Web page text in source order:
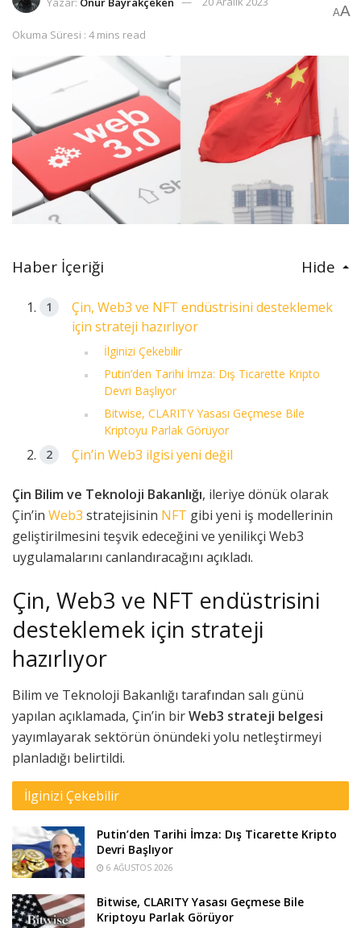
Okuma Süresi : 4 mins read
AA
Haber İçeriği Hide
Çin, Web3 ve NFT endüstrisini desteklemek
için strateji hazırlıyor
İlginizi Çekebilir
Putin’den Tarihi İmza: Dış Ticarette Kripto
Devri Başlıyor
Bitwise, CLARITY Yasası Geçmese Bile
Kriptoyu Parlak Görüyor
Çin’in Web3 ilgisi yeni değil
Çin Bilim ve Teknoloji Bakanlığı, ileriye dönük olarak
Çin’in Web3 stratejisinin NFT gibi yeni iş modellerinin
geliştirilmesini teşvik edeceğini ve yenilikçi Web3
uygulamalarını canlandıracağını açıkladı.
Çin, Web3 ve NFT endüstrisini
desteklemek için strateji
hazırlıyor
Bilim ve Teknoloji Bakanlığı tarafından salı günü
yapılan açıklamada, Çin’in birWeb3 strateji belgesi
yayımlayarak sektörün önündeki yolu netleştirmeyi
planladığı belirtildi.
İlginizi Çekebilir
Putin’den Tarihi İmza: Dış Ticarette Kripto
Devri Başlıyor
6 AĞUSTOS 2026
Bitwise, CLARITY Yasası Geçmese Bile
Kriptoyu Parlak Görüyor